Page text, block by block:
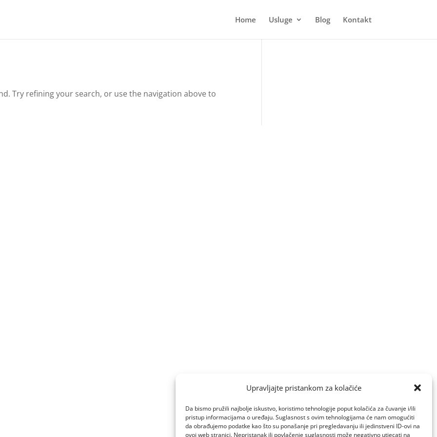
Upravljajte pristankom za kolačiće
Da bismo pružili najbolje iskustvo, koristimo tehnologije poput kolačića za čuvanje i/ili
pristup informacijama o uređaju. Suglasnost s ovim tehnologijama će nam omogućiti
da obrađujemo podatke kao što su ponašanje pri pregledavanju ili jedinstveni ID-ovi na
ovoj web stranici. Nepristanak ili povlačenje suglasnosti može negativno utjecati na
Home Usluge Blog Kontakt
Try refining your search, or use the navigation above to